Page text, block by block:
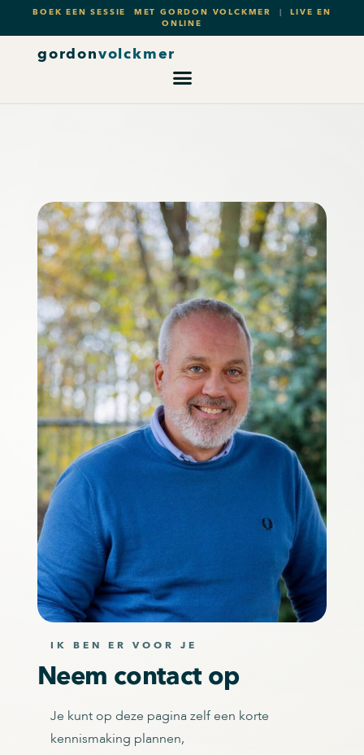
naar
BOEK EEN SESSIE MET GORDON VOLCKMER |
LIVE EN
ONLINE
gordonvolckmer
IK BEN ER VOOR JE
Neem contact op
Je kunt op deze pagina zelf een korte
kennismaking plannen,